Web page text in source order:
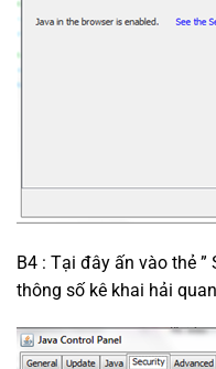
B4 : Tại đây ấn vào thẻ
thông số kê khai hải